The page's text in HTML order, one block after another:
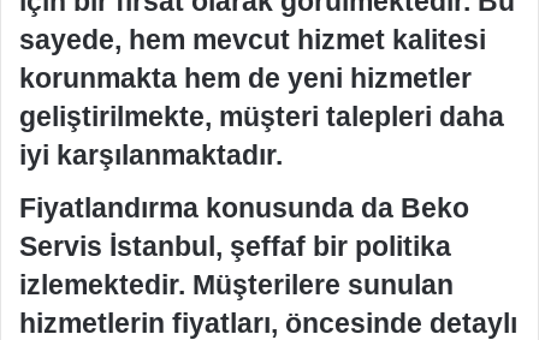
sayede, hem mevcut hizmet kalitesi
korunmakta hem de yeni hizmetler
geliştirilmekte, müşteri talepleri daha
iyi karşılanmaktadır.
Fiyatlandırma konusunda da Beko
Servis İstanbul, şeffaf bir politika
izlemektedir. Müşterilere sunulan
hizmetlerin fiyatları, öncesinde detaylı